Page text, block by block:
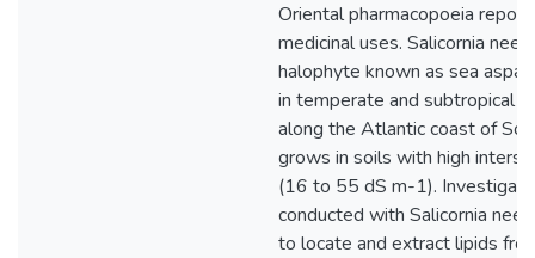
Oriental pharmacopoeia
medicinal uses. Salicornia neei
halophyte known as sea
in temperate and subtropical
along the Atlantic coast of
grows in soils with high
(16 to 55 dS m-1).
conducted with Salicornia neei
to locate and extract lipids